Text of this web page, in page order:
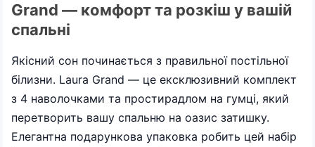
Grand — комфорт та розкіш у вашій
спальні
Якісний сон починається з правильної постільної
білизни. Laura Grand — це ексклюзивний комплект
з 4 наволочками та простирадлом на гумці, який
перетворить вашу спальню на оазис затишку.
Елегантна подарункова упаковка робить цей набір